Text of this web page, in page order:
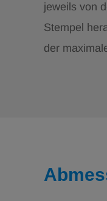
jeweils von
Stempel
der